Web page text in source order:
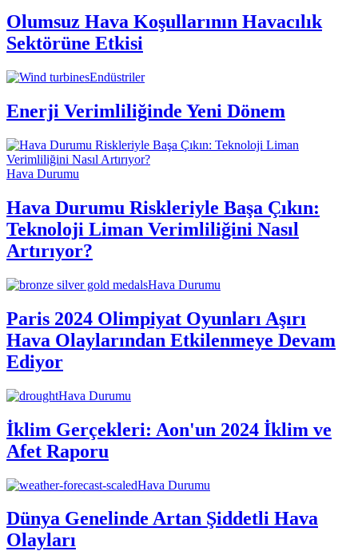
Olumsuz Hava Koşullarının Havacılık
Sektörüne Etkisi
Endüstriler
Enerji Verimliliğinde Yeni Dönem
Hava Durumu
Hava Durumu Riskleriyle Başa Çıkın:
Teknoloji Liman Verimliliğini Nasıl
Artırıyor?
Hava Durumu
Paris 2024 Olimpiyat Oyunları Aşırı
Hava Olaylarından Etkilenmeye Devam
Ediyor
Hava Durumu
İklim Gerçekleri: Aon'un 2024 İklim ve
Afet Raporu
Hava Durumu
Dünya Genelinde Artan Şiddetli Hava
Olayları